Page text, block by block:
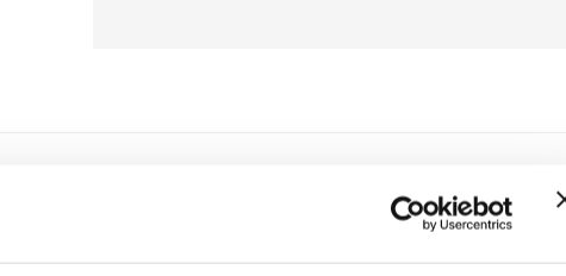
lille giraf, der sidder med et varmt smil og rolige øjne. Farverne
motivet et venligt og imødekommende udtryk. Stilen er blød og